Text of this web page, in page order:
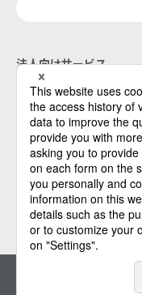
法人向けサービス
その他
パーソルのRPA
ワーク
MITERAS
ポスタス